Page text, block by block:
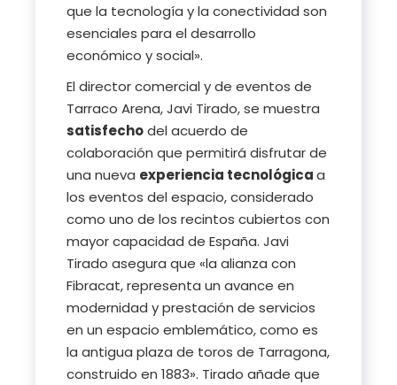
que la tecnología y la conectividad son
esenciales para el desarrollo
económico y social».
El director comercial y de eventos de
Tarraco Arena, Javi Tirado, se muestra
satisfechodel acuerdo de
colaboración que permitirá disfrutar de
una nueva experiencia tecnológicaa
los eventos del espacio, considerado
como uno de los recintos cubiertos con
mayor capacidad de España. Javi
Tirado asegura que «la alianza con
Fibracat, representa un avance en
modernidad y prestación de servicios
en un espacio emblemático, como es
la antigua plaza de toros de Tarragona,
construido en 1883». Tirado añade que